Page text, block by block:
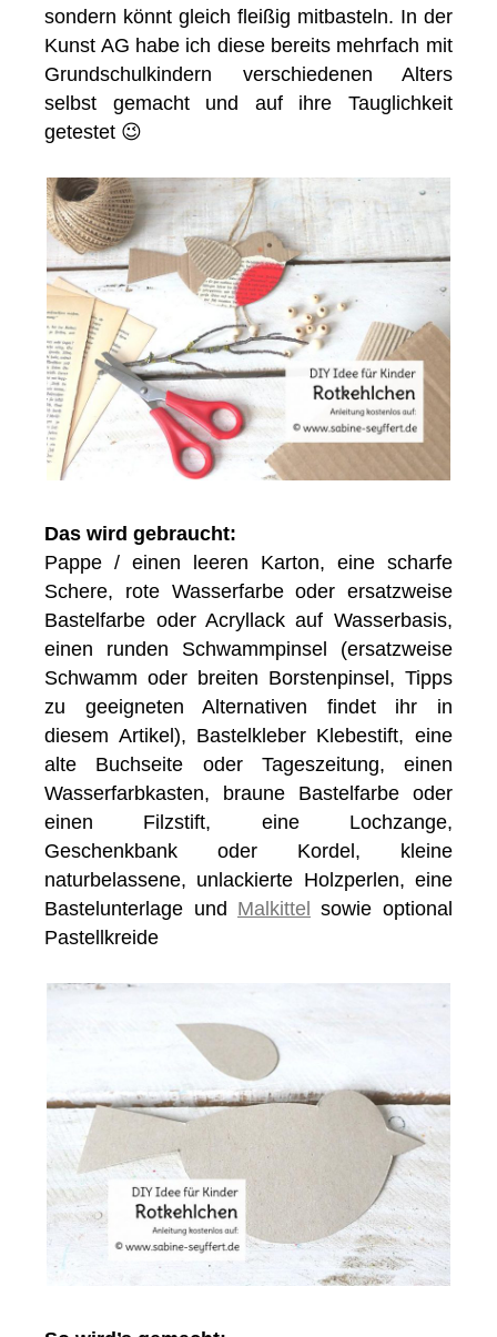
sondern könnt gleich fleißig mitbasteln. In der
Kunst AG habe ich diese bereits mehrfach mit
Grundschulkindern verschiedenen Alters
selbst gemacht und auf ihre Tauglichkeit
getestet 😉
Das wird gebraucht:
Pappe / einen leeren Karton, eine scharfe
Schere, rote Wasserfarbe oder ersatzweise
Bastelfarbe oder Acryllack auf Wasserbasis,
einen runden Schwammpinsel (ersatzweise
Schwamm oder breiten Borstenpinsel, Tipps
zu geeigneten Alternativen findet ihr in
diesem Artikel), Bastelkleber Klebestift, eine
alte Buchseite oder Tageszeitung, einen
Wasserfarbkasten, braune Bastelfarbe oder
einen Filzstift, eine Lochzange,
Geschenkbank oder Kordel, kleine
naturbelassene, unlackierte Holzperlen, eine
Bastelunterlage und Malkittel
sowie optional
Pastellkreide